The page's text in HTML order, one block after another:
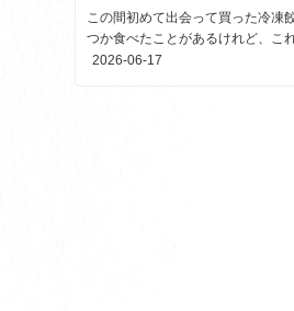
この間初めて出会って買った冷凍
つか食べたことがあるけれど、こ
2026-06-17